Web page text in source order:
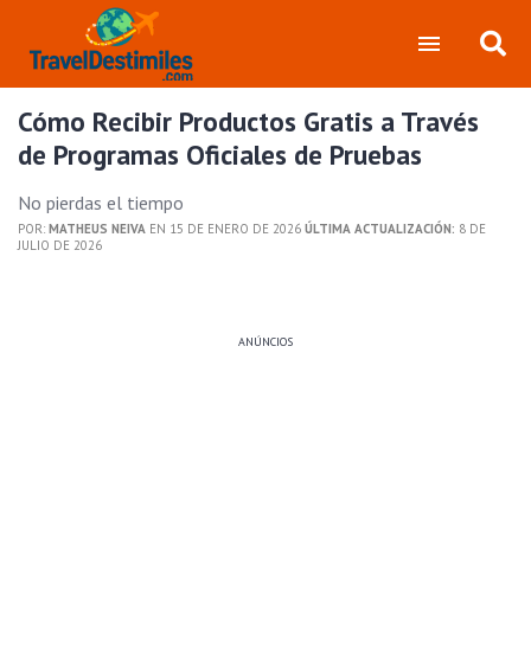
Cómo Recibir Productos Gratis a Través
de Programas Oficiales de Pruebas
No pierdas el tiempo
POR: MATHEUS NEIVA EN 15 DE ENERO DE 2026 ÚLTIMA ACTUALIZACIÓN: 8 DE
JULIO DE 2026
ANÚNCIOS